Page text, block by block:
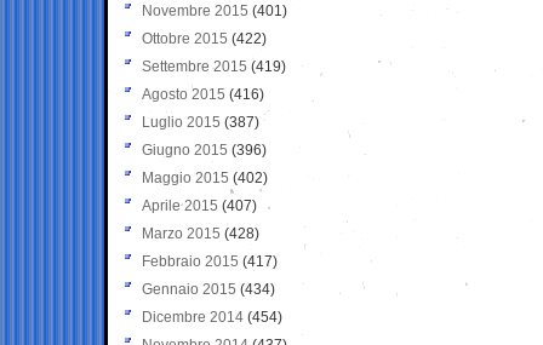
Novembre 2015 (401)
Ottobre 2015 (422)
Settembre 2015 (419)
Agosto 2015 (416)
Luglio 2015 (387)
Giugno 2015 (396)
Maggio 2015 (402)
Aprile 2015 (407)
Marzo 2015 (428)
Febbraio 2015 (417)
Gennaio 2015 (434)
Dicembre 2014 (454)